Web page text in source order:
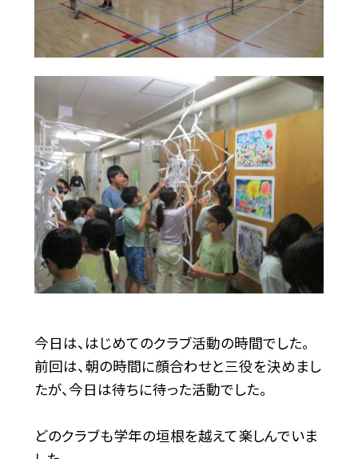
今日は、はじめてのクラブ活動の時間でした。
前回は、朝の時間に顔合わせと三役を決めまし
たが、今日は待ちに待った活動でした。
どのクラブも学年の垣根を越えて楽しんでいま